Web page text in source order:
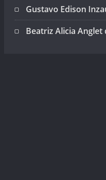
Gustavo Edison
Beatriz Alicia Anglet